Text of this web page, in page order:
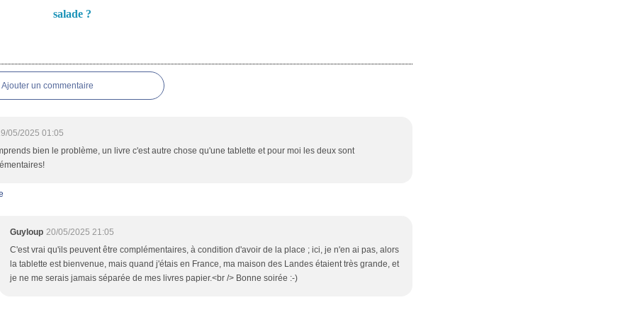
salade ?
Ajouter un commentaire
05/2025 01:05
bien le problème, un livre c'est autre chose qu'une tablette et pour moi les deux sont
Guyloup 20/05/2025 21:05
C'est vrai qu'ils peuvent être complémentaires, à condition d'avoir de la place ; ici, je n'en ai pas, alors
la tablette est bienvenue, mais quand j'étais en France, ma maison des Landes étaient très grande, et
je ne me serais jamais séparée de mes livres papier.<br /> Bonne soirée :-)